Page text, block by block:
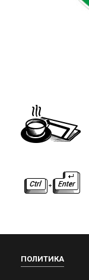
ПОЛИТИКА